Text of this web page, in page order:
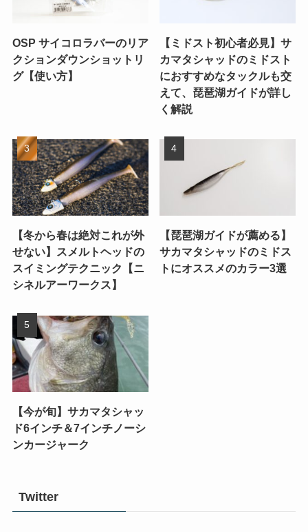
OSP サイコロラバーのリア
クションダウンショットリ
グ【使い方】
【ミドスト初心者必見】サ
カマタシャッドのミドスト
におすすめなタックルも交
えて、琵琶湖ガイドが詳し
く解説
【冬から春は絶対これが外
せない】スメルトヘッドの
スイミングテクニック【ニ
シネルアーワークス】
【琵琶湖ガイドが薦める】
サカマタシャッドのミドス
トにオススメのカラー3選
【今が旬】サカマタシャッ
ド6インチ＆7インチノーシ
ンカージャーク
Twitter